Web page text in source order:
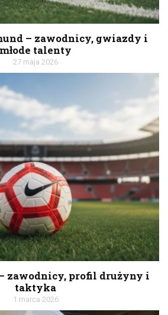
– zawodnicy, gwiazdy i
młode talenty
27 maja 2026
– zawodnicy, profil drużyny i
taktyka
1 marca 2026